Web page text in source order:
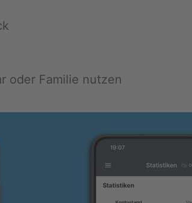
oder Fa­mi­lie nut­zen